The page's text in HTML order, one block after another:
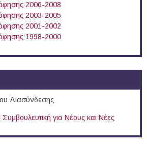
2006-2008
2003-2005
2001-2002
1998-2000
Διασύνδεσης
για Νέους και Νέες